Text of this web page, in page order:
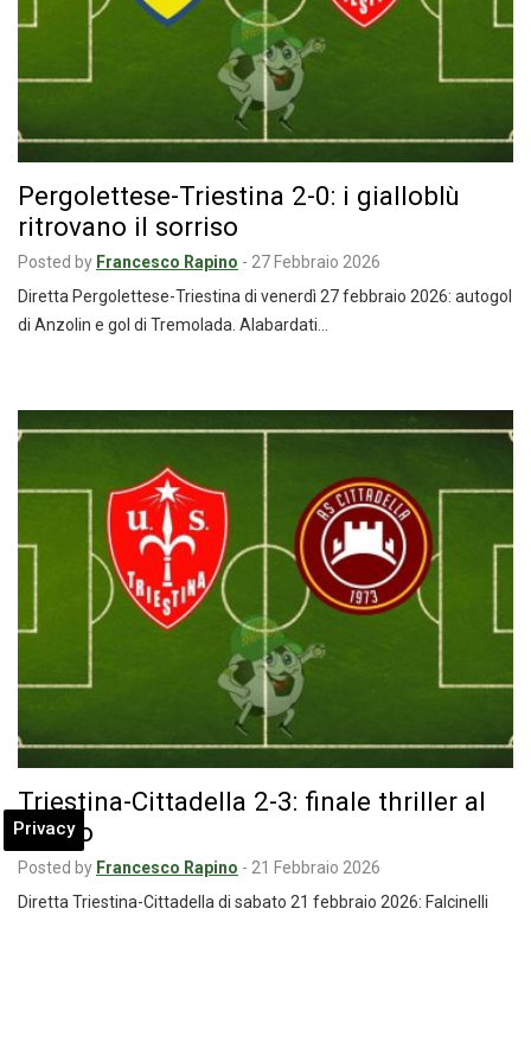
Pergolettese-Triestina 2-0: i gialloblù
ritrovano il sorriso
Posted by Francesco Rapino - 27 Febbraio 2026
Diretta Pergolettese-Triestina di venerdì 27 febbraio 2026: autogol
di Anzolin e gol di Tremolada. Alabardati…
Triestina-Cittadella 2-3: finale thriller al
Rocco
Posted by Francesco Rapino - 21 Febbraio 2026
Diretta Triestina-Cittadella di sabato 21 febbraio 2026: Falcinelli
Privacy